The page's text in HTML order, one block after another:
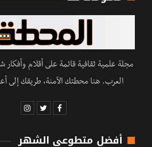
مجلة علمية ثقافية قائمة على أقلام
العرب. هنا محطتك الآمنة، طريقك إلى
أفضل متطوعي الشهر